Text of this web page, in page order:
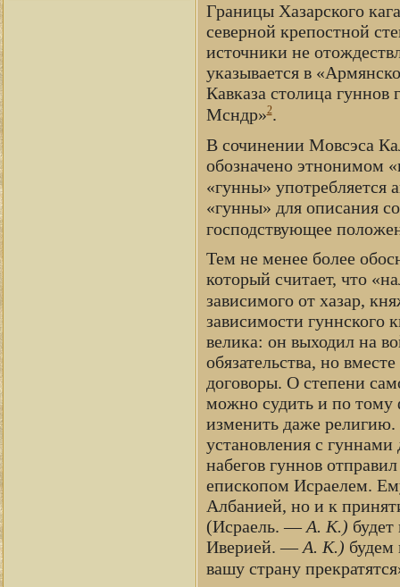
Границы Хазарского
северной крепостной
источники не
указывается в
Кавказа столица гуннов
Мсндр»2.
В сочинении Мовсэса
обозначено этнонимом
«гунны» употребляется
«гунны» для описания
господствующее
Тем не менее более
который считает, что
зависимого от хазар,
зависимости гуннского
велика: он выходил на
обязательства, но
договоры. О степени
можно судить и по тому
изменить даже
установления с
набегов гуннов
епископом Исраелем.
Албанией, но и к
(Исраель. —А. К.)
Иверией. —А. К.) будем
вашу страну